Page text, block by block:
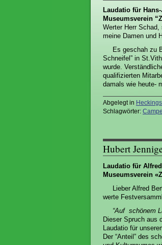
Laudatio für
Museumsverein
Werter Herr Schad,
meine Damen und
Es geschah zu
Schneifel” in
wurde.
qualifizierten
damals wie heute-
Abgelegt in
Schlagwörter:
Hubert
Laudatio für
Museumsverein
Lieber Alfred
werte
“Auf schönem
Dieser Spruch aus
Laudatio für
Der “Anteil” des